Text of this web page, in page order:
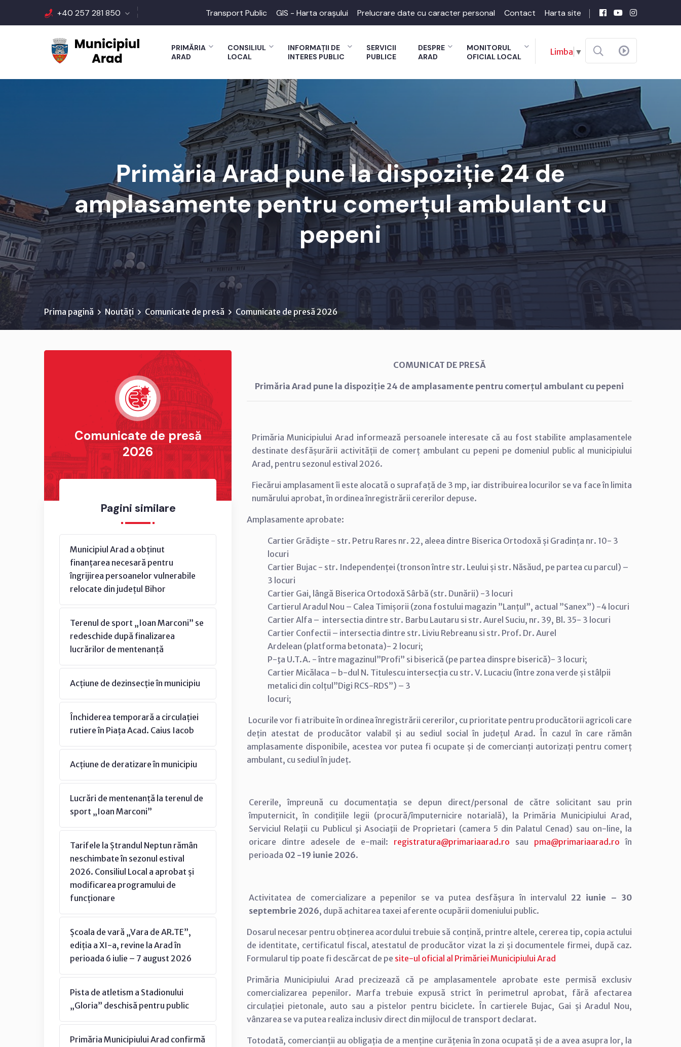
+40 257 281 850 Transport Public GIS - Harta orașului Prelucrare date cu caracter personal Contact Harta site
PRIMĂRIA
ARAD
CONSILIUL
LOCAL
INFORMAȚII DE
INTERES PUBLIC
SERVICII
PUBLICE
DESPRE
ARAD
MONITORUL
OFICIAL LOCAL
Limba ▼
Primăria Arad pune la dispoziție 24 de
amplasamente pentru comerțul ambulant cu
pepeni
Prima pagină Noutăți Comunicate de presă Comunicate de presă 2026
Comunicate de presă
2026
Pagini similare
Municipiul Arad a obținut
finanțarea necesară pentru
îngrijirea persoanelor vulnerabile
relocate din județul Bihor
Terenul de sport „Ioan Marconi” se
redeschide după finalizarea
lucrărilor de mentenanță
Acțiune de dezinsecție în municipiu
Închiderea temporară a circulației
rutiere în Piața Acad. Caius Iacob
Acțiune de deratizare în municipiu
Lucrări de mentenanță la terenul de
sport „Ioan Marconi”
Tarifele la Ștrandul Neptun rămân
neschimbate în sezonul estival
2026. Consiliul Local a aprobat și
modificarea programului de
funcționare
Școala de vară „Vara de AR.TE”,
ediția a XI-a, revine la Arad în
perioada 6 iulie – 7 august 2026
Pista de atletism a Stadionului
„Gloria” deschisă pentru public
Primăria Municipiului Arad confirmă
COMUNICAT DE PRESĂ
Primăria Arad pune la dispoziție 24 de amplasamente pentru comerțul ambulant cu pepeni
Primăria Municipiului Arad informează persoanele interesate că au fost stabilite amplasamentele
destinate desfășurării activității de comerț ambulant cu pepeni pe domeniul public al municipiului
Arad, pentru sezonul estival 2026.
Fiecărui amplasament îi este alocată o suprafață de 3 mp, iar distribuirea locurilor se va face în limita
numărului aprobat, în ordinea înregistrării cererilor depuse.
Amplasamente aprobate:
Cartier Grădişte - str. Petru Rares nr. 22, aleea dintre Biserica Ortodoxă și Gradința nr. 10- 3
locuri
Cartier Bujac - str. Independenței (tronson între str. Leului și str. Năsăud, pe partea cu parcul) –
3 locuri
Cartier Gai, lângă Biserica Ortodoxă Sârbă (str. Dunării) -3 locuri
Cartierul Aradul Nou – Calea Timișorii (zona fostului magazin ”Lanțul”, actual ”Sanex”) -4 locuri
Cartier Alfa – intersectia dintre str. Barbu Lautaru si str. Aurel Suciu, nr. 39, Bl. 35- 3 locuri
Cartier Confectii – intersectia dintre str. Liviu Rebreanu si str. Prof. Dr. Aurel
Ardelean (platforma betonata)- 2 locuri;
P-ţa U.T.A. - între magazinul”Profi” si biserică (pe partea dinspre biserică)- 3 locuri;
Cartier Micălaca – b-dul N. Titulescu intersecția cu str. V. Lucaciu (între zona verde și stâlpii
metalici din colțul”Digi RCS-RDS”) – 3
locuri;
Locurile vor fi atribuite în ordinea înregistrării cererilor, cu prioritate pentru producătorii agricoli care
dețin atestat de producător valabil și au sediul social în județul Arad. În cazul în care rămân
amplasamente disponibile, acestea vor putea fi ocupate și de comercianți autorizați pentru comerț
ambulant, cu sediul în județ.
Cererile, împreună cu documentația se depun direct/personal de către solicitant sau prin
împuternicit, în condițiile legii (procură/împuternicire notarială), la Primăria Municipiului Arad,
Serviciul Relaţii cu Publicul şi Asociaţii de Proprietari (camera 5 din Palatul Cenad) sau on-line, la
oricare dintre adesele de e-mail: registratura@primariaarad.ro sau pma@primariaarad.ro în
perioada 02 -19 iunie 2026.
Activitatea de comercializare a pepenilor se va putea desfășura în intervalul22 iunie – 30
septembrie 2026, după achitarea taxei aferente ocupării domeniului public.
Dosarul necesar pentru obținerea acordului trebuie să conțină, printre altele, cererea tip, copia actului
de identitate, certificatul fiscal, atestatul de producător vizat la zi și documentele firmei, după caz.
Formularul tip poate fi descărcat de pe site-ul oficial al Primăriei Municipiului Arad
Primăria Municipiului Arad precizează că pe amplasamentele aprobate este permisă exclusiv
comercializarea pepenilor. Marfa trebuie expusă strict în perimetrul aprobat, fără afectarea
circulației pietonale, auto sau a pistelor pentru biciclete. În cartierele Bujac, Gai și Aradul Nou,
vânzarea se va putea realiza inclusiv direct din mijlocul de transport declarat.
Totodată, comercianții au obligația de a menține curățenia în zona ocupată și de a avea asupra lor, la